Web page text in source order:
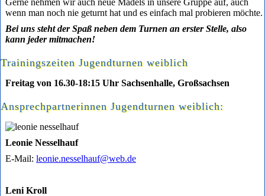
Gerne nehmen wir auch neue Mädels in unsere Gruppe auf, auch
wenn man noch nie geturnt hat und es einfach mal probieren möchte.
Bei uns steht der Spaß neben dem Turnen an erster Stelle, also
kann jeder mitmachen!
Trainingszeiten Jugendturnen weiblich
Freitag von 16.30-18:15 Uhr Sachsenhalle, Großsachsen
Ansprechpartnerinnen Jugendturnen weiblich:
Leonie Nesselhauf
E-Mail: leonie.nesselhauf@web.de
Leni Kroll